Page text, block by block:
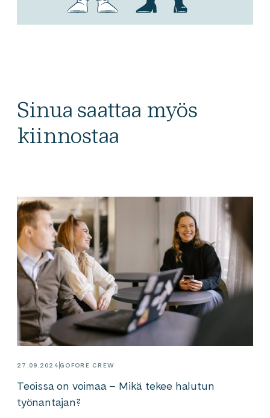
Sinua saattaa myös
kiinnostaa
27.09.2024 GOFORE CREW
Teoissa on voimaa – Mikä tekee halutun
työnantajan?